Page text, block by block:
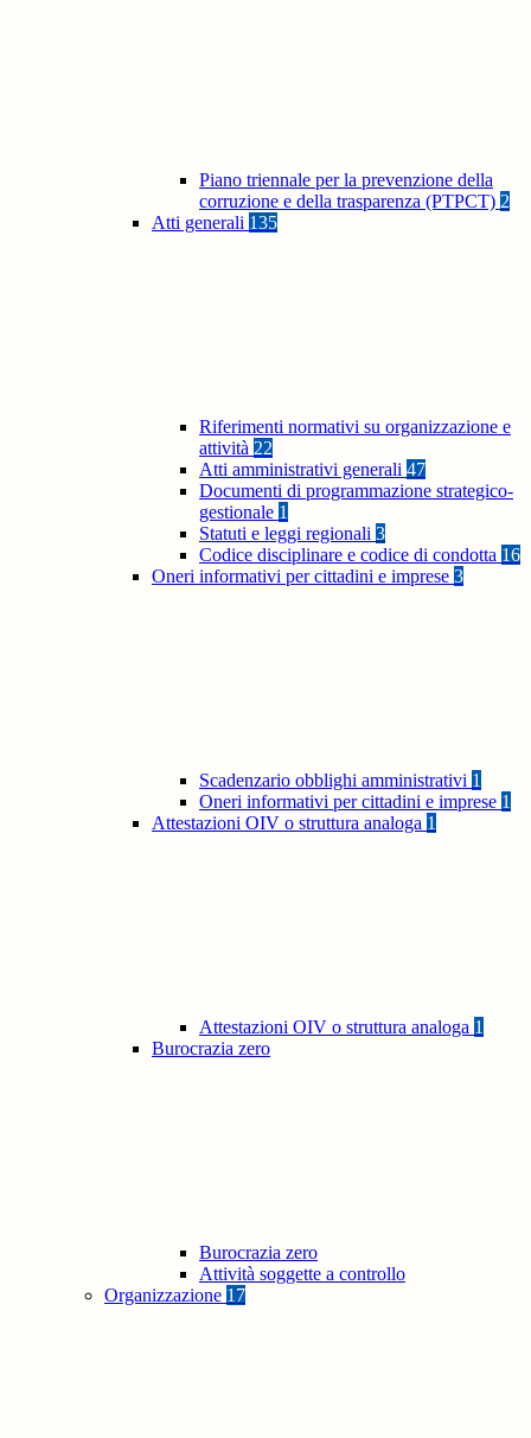
Piano triennale per la prevenzione della
corruzione e della trasparenza (PTPCT) 2
Atti generali 135
Riferimenti normativi su organizzazione e
attività 22
Atti amministrativi generali 47
Documenti di programmazione strategico-
gestionale 1
Statuti e leggi regionali 3
Codice disciplinare e codice di condotta 16
Oneri informativi per cittadini e imprese 3
Scadenzario obblighi amministrativi 1
Oneri informativi per cittadini e imprese 1
Attestazioni OIV o struttura analoga 1
Attestazioni OIV o struttura analoga 1
Burocrazia zero
Burocrazia zero
Attività soggette a controllo
Organizzazione 17